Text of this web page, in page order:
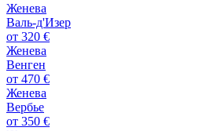
Женева
Валь-д'Изер
от 320 €
Женева
Венген
от 470 €
Женева
Вербье
от 350 €